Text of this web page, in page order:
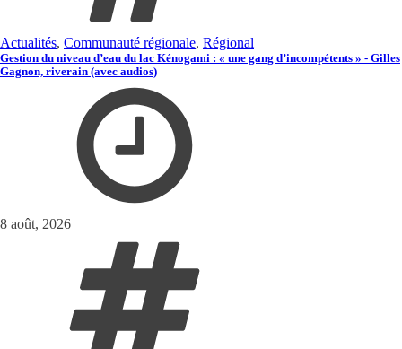
Actualités, Communauté régionale, Régional
Gestion du niveau d’eau du lac Kénogami : « une gang d’incompétents » - Gilles
Gagnon, riverain (avec audios)
8 août, 2026